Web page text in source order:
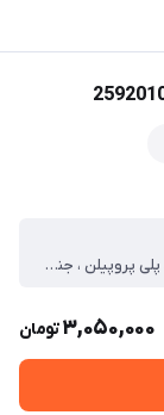
ابعاد ، ۲۲x۵x۱ سانتی‌متر ، وزن ، ۱۵۰ گرم ، جنس دسته ، پلی پروپیلن ، جنس تیغه ، استیل ، امکانات قیچی آشپزخانه ، بطری بازکن
3,050,000تومان